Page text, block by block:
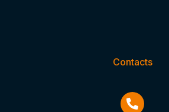
Contacts